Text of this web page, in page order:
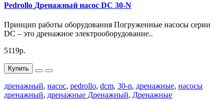
Pedrollo Дренажный насос DC 30-N
Принцип работы оборудования Погруженные насосы серии
DC – это дренажное электрооборудование..
5119р.
Купить
дренажный, насос, pedrollo, dcm, 30-n, дренажные, насосы
дренажный, дренажные Дренажный, Дренажные